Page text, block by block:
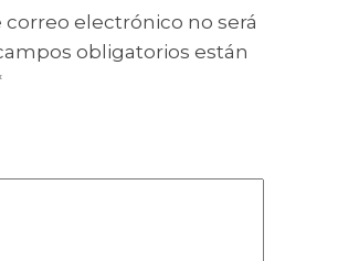
electrónico no será
obligatorios están